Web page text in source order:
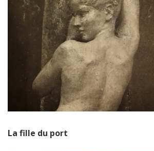
La fille du port